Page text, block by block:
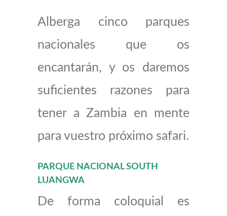
Alberga cinco parques
nacionales que os
encantarán, y os daremos
suficientes razones para
tener a Zambia en mente
para vuestro próximo safari.
PARQUE NACIONAL SOUTH
LUANGWA
De forma coloquial es